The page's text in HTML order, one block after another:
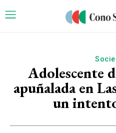
Adolescente
apuñalada en
un